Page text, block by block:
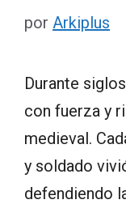
por Arkiplus
Durante
con fuerza y
medieval.
y soldado
defendiendo